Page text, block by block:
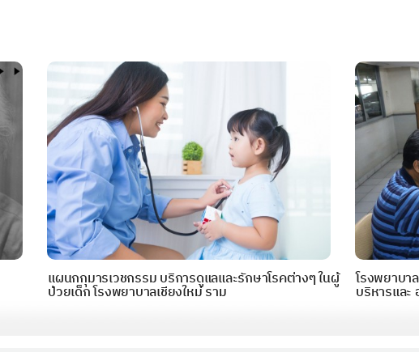
แผนกกุมารเวชกรรม บริการดูแลและรักษาโรคต่างๆ ในผู้
ป่วยเด็ก โรงพยาบาลเชียงใหม่ ราม
โรงพยาบา
บริหารแล